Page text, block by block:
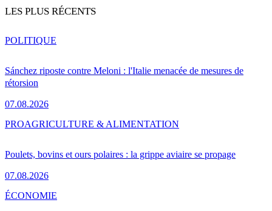
LES PLUS RÉCENTS
Sánchez riposte contre Meloni : l'Italie menacée de mesures de
rétorsion
07.08.2026
POLITIQUE
Poulets, bovins et ours polaires : la grippe aviaire se propage
07.08.2026
PROAGRICULTURE & ALIMENTATION
ÉCONOMIE